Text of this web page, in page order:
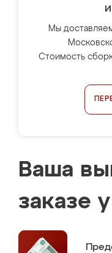
Мы
Стоимость
Ваша
заказе